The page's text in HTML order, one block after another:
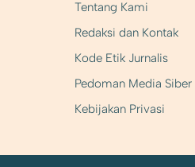
Tentang Kami
Redaksi dan Kontak
Kode Etik Jurnalis
Pedoman Media Siber
Kebijakan Privasi